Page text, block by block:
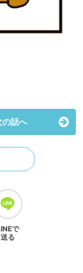
の話へ
で
送る